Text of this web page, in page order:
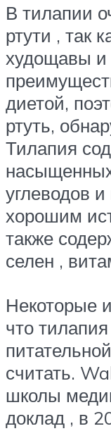
В тилапии
ртути , так
худощавы и
диетой,
ртуть,
Тилапия
углеводов
хорошим
также
селен ,
Некоторые
что
считать.
школы
доклад , в